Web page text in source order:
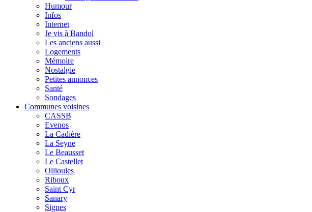
Humour
Infos
Internet
Je vis à Bandol
Les anciens aussi
Logements
Mémoire
Nostalgie
Petites annonces
Santé
Sondages
Communes voisines
CASSB
Evenos
La Cadière
La Seyne
Le Beausset
Le Castellet
Ollioules
Riboux
Saint Cyr
Sanary
Signes